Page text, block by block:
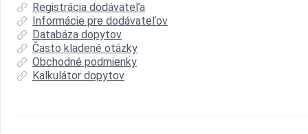
Registrácia dodávateľa
Informácie pre dodávateľov
Databáza dopytov
Často kladené otázky
Obchodné podmienky
Kalkulátor dopytov